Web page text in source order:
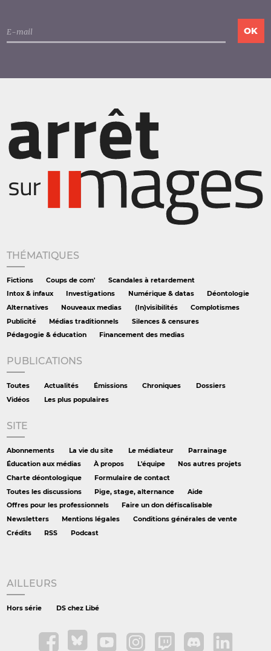
THÉMATIQUES
Fictions Coups de com'
Scandales à retardement
Intox & infaux
Investigations Numérique & datas
Déontologie
Alternatives
Nouveaux medias (In)visibilités
Complotismes
Publicité
Médias traditionnels
Silences & censures
Pédagogie & éducation
Financement des medias
PUBLICATIONS
Toutes Actualités Émissions Chroniques
Dossiers
Vidéos
Les plus populaires
SITE
Abonnements La vie du site Le médiateur
Parrainage
Éducation aux médias
À propos L'équipe
Nos autres projets
Charte déontologique
Formulaire de contact
Toutes les discussions
Pige, stage, alternance
Aide
Offres pour les professionnels
Faire un don défiscalisable
Newsletters
Mentions légales
Conditions générales de vente
Crédits
RSS Podcast
AILLEURS
Hors série DS chez Libé